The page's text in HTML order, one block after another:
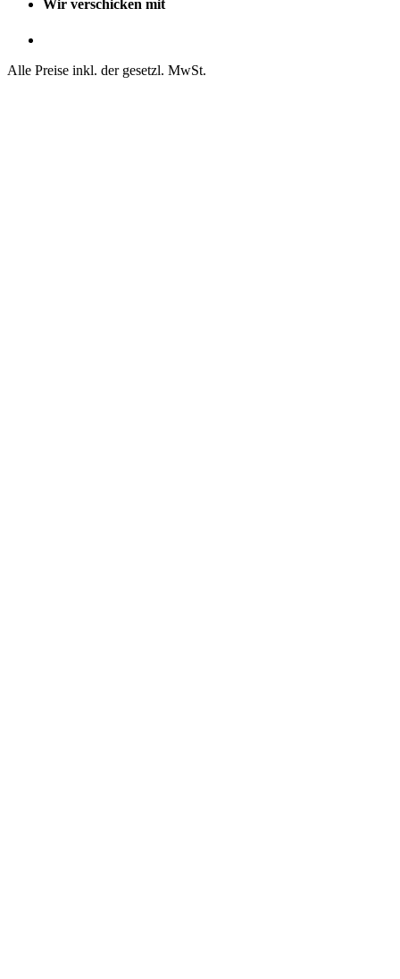
Wir verschicken mit
Alle Preise inkl. der gesetzl. MwSt.